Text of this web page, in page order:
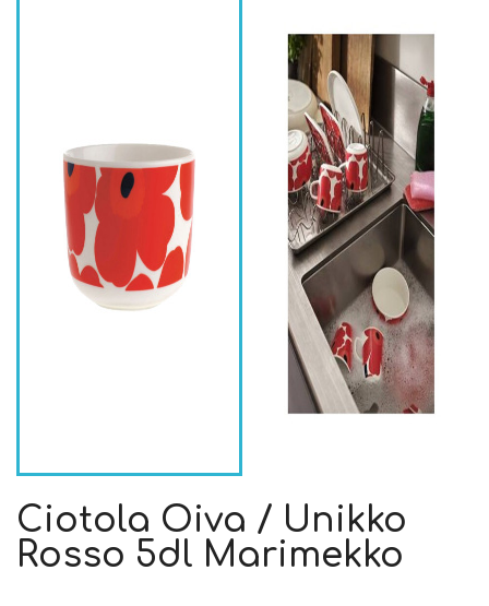
Ciotola Oiva / Unikko
Rosso 5dl Marimekko